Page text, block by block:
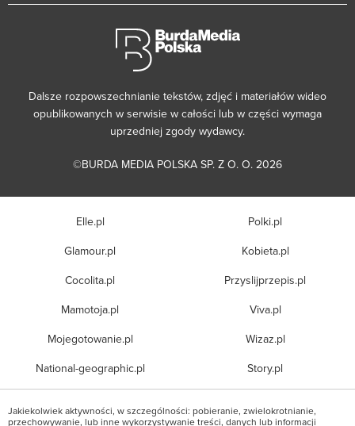
Dalsze rozpowszechnianie tekstów, zdjęć i materiałów wideo
opublikowanych w serwisie w całości lub w części wymaga
uprzedniej zgody wydawcy.
©BURDA MEDIA POLSKA SP. Z O. O. 2026
Elle.pl
Glamour.pl
Cocolita.pl
Mamotoja.pl
Mojegotowanie.pl
National-geographic.pl
Polki.pl
Kobieta.pl
Przyslijprzepis.pl
Viva.pl
Wizaz.pl
Story.pl
Jakiekolwiek aktywności, w szczególności: pobieranie, zwielokrotnianie,
przechowywanie, lub inne wykorzystywanie treści, danych lub informacji